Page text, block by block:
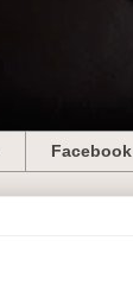
Facebook